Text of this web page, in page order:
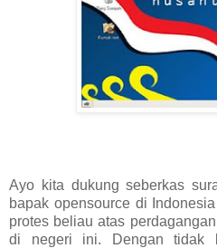
Ayo kita dukung seberkas
bapak opensource di
protes beliau atas
di negeri ini. Dengan tidak